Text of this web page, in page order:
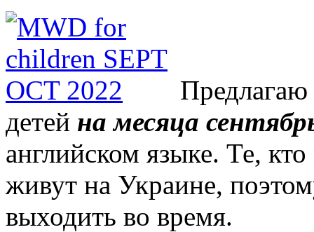
детей намесяца
английском языке. Те,
живут на Украине,
выходить во время.